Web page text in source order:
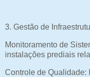
3. Gestão de
Monitoramento de
instalações prediais
Controle de Qualidade: